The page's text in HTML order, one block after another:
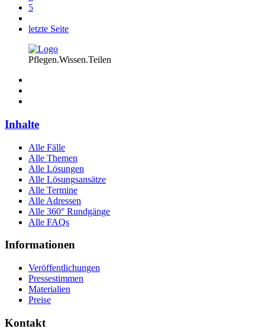
5
letzte Seite
Pflegen.Wissen.Teilen
Inhalte
Alle Fälle
Alle Themen
Alle Lösungen
Alle Lösungsansätze
Alle Termine
Alle Adressen
Alle 360° Rundgänge
Alle FAQs
Informationen
Veröffentlichungen
Pressestimmen
Materialien
Preise
Kontakt